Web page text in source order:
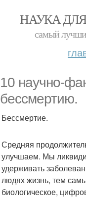
НАУКА
самый
10 научно-
бессмертию.
Бессмертие.
Средняя
улучшаем. Мы
удерживать
людях жизнь, тем
биологическое,